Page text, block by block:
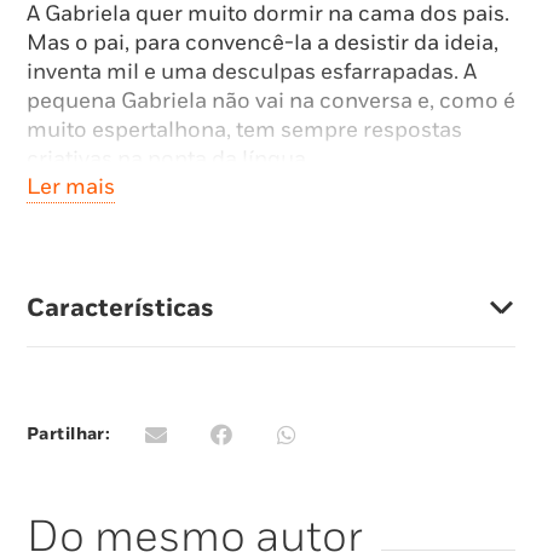
A Gabriela quer muito dormir na cama dos pais.
Mas o pai, para convencê-la a desistir da ideia,
inventa mil e uma desculpas esfarrapadas. A
pequena Gabriela não vai na conversa e, como é
muito espertalhona, tem sempre respostas
E no fim? Quem será que vai ganhar este
próprias do crescimento das crianças: o
Sobre a ilustradora:
e em Austin, Estados Unidos, onde se
Ler mais
Características
Partilhar:
Do mesmo autor